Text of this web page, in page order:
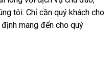
tôi. Chỉ cần quý khách cho
mang đến cho quý